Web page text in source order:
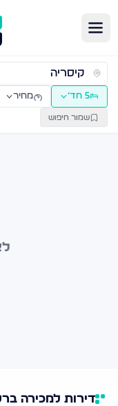
דירות למכירה
5 חד׳ מחיר
שמור חיפוש
דירות למכירה